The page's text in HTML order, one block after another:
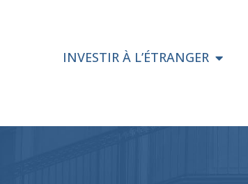
INVESTIR À L’ÉTRANGER